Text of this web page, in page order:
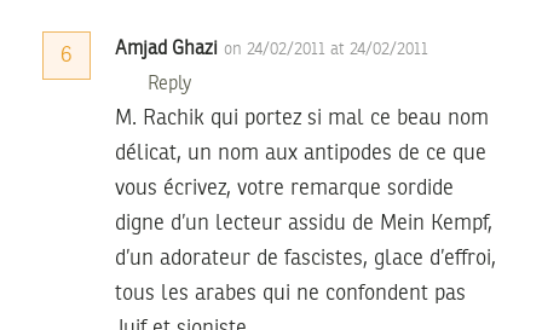
6 Amjad Ghazi on 24/02/2011 at 24/02/2011
Reply
M. Rachik qui portez si mal ce beau nom
délicat, un nom aux antipodes de ce que
vous écrivez, votre remarque sordide
digne d’un lecteur assidu de Mein Kempf,
d’un adorateur de fascistes, glace d’effroi,
tous les arabes qui ne confondent pas